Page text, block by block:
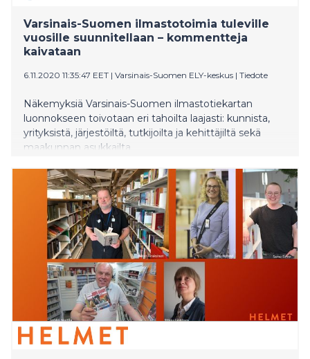
Varsinais-Suomen ilmastotoimia tuleville
vuosille suunnitellaan – kommentteja
kaivataan
6.11.2020 11:35:47 EET | Varsinais-Suomen ELY-keskus | Tiedote
Näkemyksiä Varsinais-Suomen ilmastotiekartan
luonnokseen toivotaan eri tahoilta laajasti: kunnista,
yrityksistä, järjestöiltä, tutkijoilta ja kehittäjiltä sekä
maakunnan asukkailta.